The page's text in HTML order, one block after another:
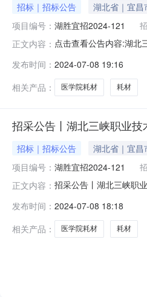
招标｜招标公告 湖北省｜宜昌
项目编号： 湖胜宜招2024-121
正文内容： 点击查看公告内容:湖北
元，招标人为湖北三峡
目、备战各级各
发布时间： 2024-07-08 19:16
相关产品：
医学院耗材 耗材
招采公告丨湖北三峡职业
招标｜招标公告 湖北省｜宜昌
项目编号： 湖胜宜招2024-121
正文内容： 招采公告丨湖北三峡职
材采购项目3、采购方
发布时间： 2024-07-08 18:18
相关产品：
医学院耗材 耗材